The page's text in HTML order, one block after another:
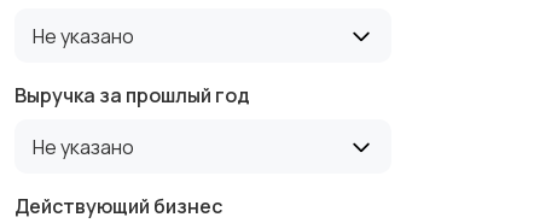
Не указано
Выручка за прошлый год
Не указано
Действующий бизнес